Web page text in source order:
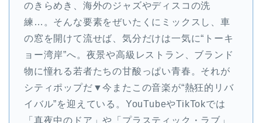
のきらめき、海外のジャズやディスコの洗
練…。そんな要素をぜいたくにミックスし、車
の窓を開けて流せば、気分だけは一気に“トーキ
ョー湾岸”へ。夜景や高級レストラン、ブランド
物に憧れる若者たちの甘酸っぱい青春。それが
シティポップだ▼今またこの音楽が“熱狂的リバ
イバル”を迎えている。YouTubeやTikTokでは
「真夜中のドア」や「プラスティック・ラブ」